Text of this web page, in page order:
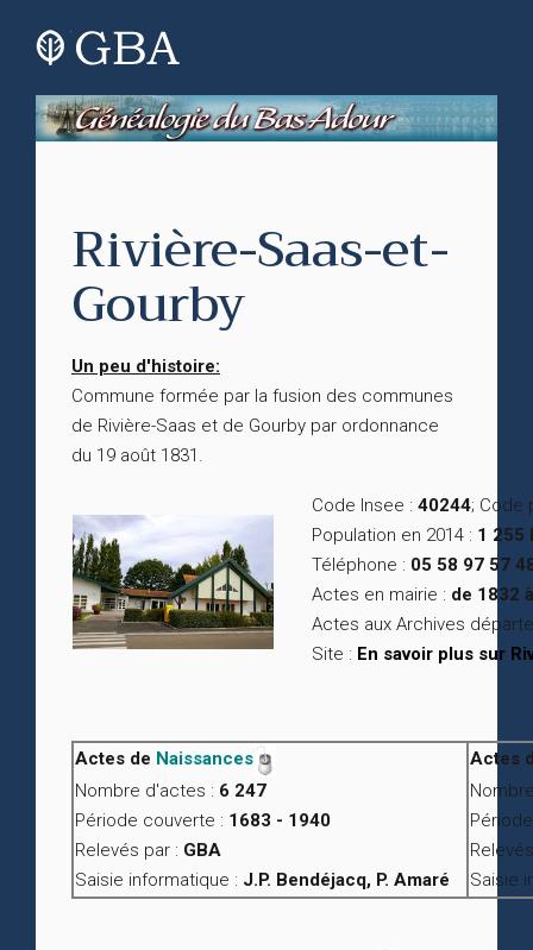
Rivière-Saas-et-
Gourby
Un peu d'histoire:
Commune formée par la fusion des communes
de Rivière-Saas et de Gourby par ordonnance
du 19 août 1831.
Code Insee : 40244; Code
Population en 2014 : 1 255
Téléphone : 05 58 97 57
Actes en mairie : de 1832
Actes aux Archives
Site : En savoir plus sur
Actes de Naissances
Nombre d'actes : 6 247
Période couverte : 1683 - 1940
Relevés par : GBA
Saisie informatique : J.P. Bendéjacq, P. Amaré
Actes
Saisie